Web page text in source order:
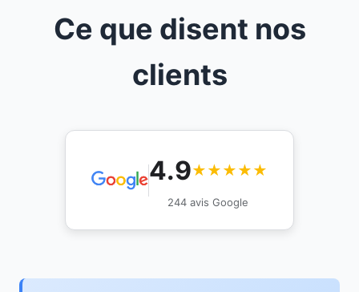
Ce que disent nos
clients
4.9★★★★★
244 avis Google